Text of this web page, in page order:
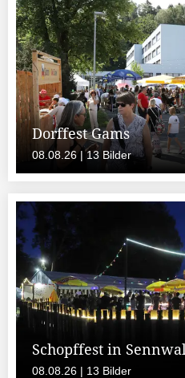
Dorffest Gams
08.08.26 | 13 Bilder
Schopffest in
08.08.26 | 13 Bilder